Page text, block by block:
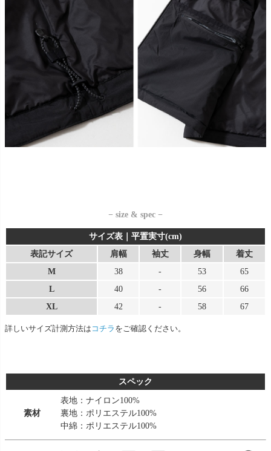
− size & spec −
サイズ表｜平置実寸(cm)
表記サイズ
肩幅 袖丈 身幅
着丈
M
38 - 53
65
L
40 - 56
66
XL
42 - 58 67
詳しいサイズ計測方法は コチラ をご確認ください。
スペック
素材
表地：ナイロン100%
裏地：ポリエステル100%
中綿：ポリエステル100%